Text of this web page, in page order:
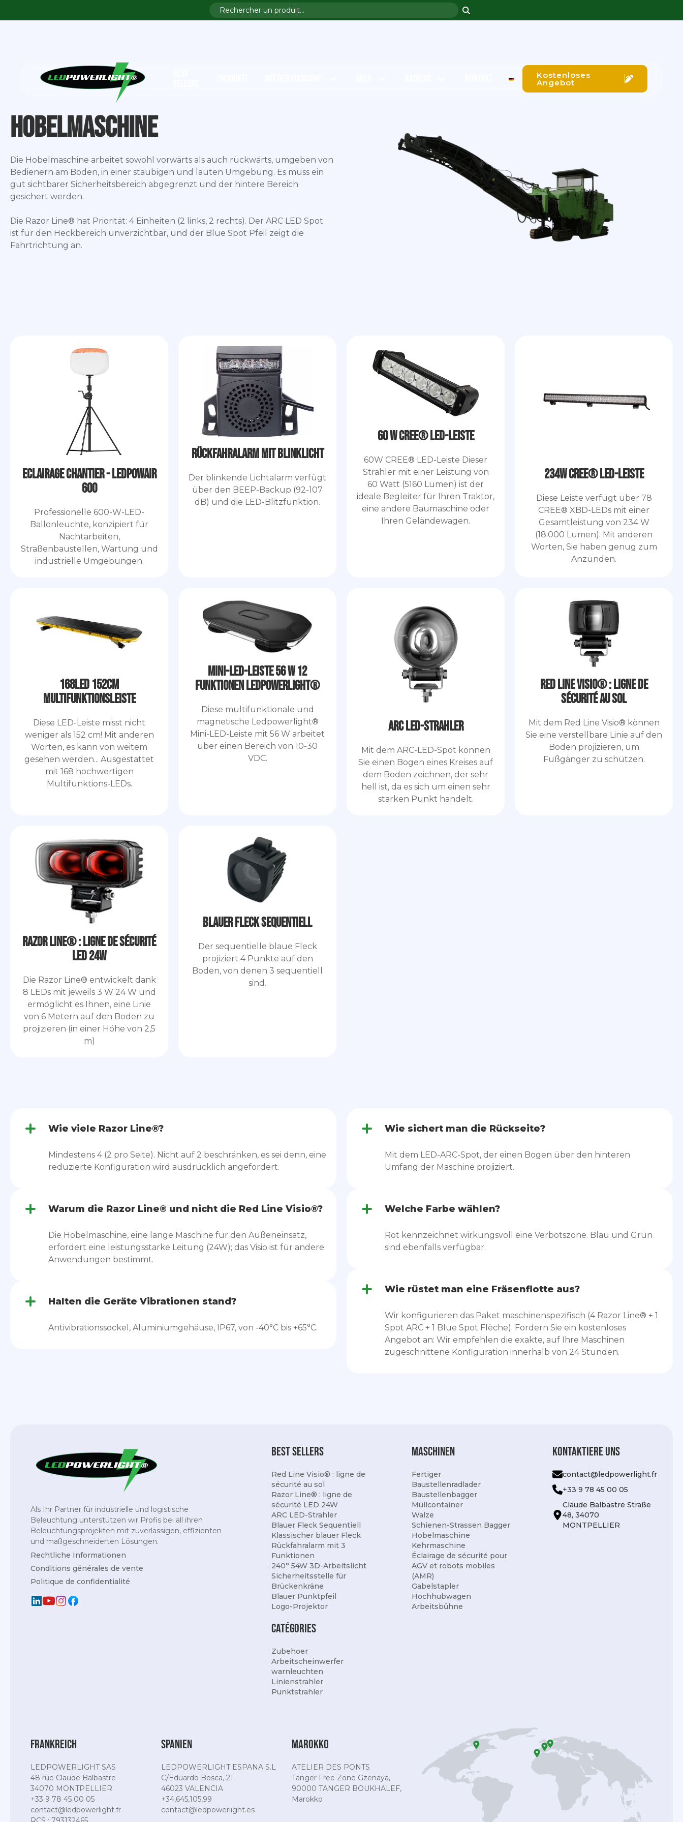
Kostenloses
Angebot
Hobelmaschine
Die Hobelmaschine arbeitet sowohl vorwärts als auch rückwärts, umgeben von
Bedienern am Boden, in einer staubigen und lauten Umgebung. Es muss ein
gut sichtbarer Sicherheitsbereich abgegrenzt und der hintere Bereich
gesichert werden.
Die Razor Line® hat Priorität: 4 Einheiten (2 links, 2 rechts). Der ARC LED Spot
ist für den Heckbereich unverzichtbar, und der Blue Spot Pfeil zeigt die
Fahrtrichtung an.
Eclairage Chantier - LEDPOWAIR
600
Professionelle 600-W-LED-
Ballonleuchte, konzipiert für
Nachtarbeiten,
Straßenbaustellen, Wartung und
industrielle Umgebungen.
Rückfahralarm mit Blinklicht
Der blinkende Lichtalarm verfügt
über den BEEP-Backup (92-107
dB) und die LED-Blitzfunktion.
60 W CREE® LED-Leiste
60W CREE® LED-Leiste Dieser
Strahler mit einer Leistung von
60 Watt (5160 Lumen) ist der
ideale Begleiter für Ihren Traktor,
eine andere Baumaschine oder
Ihren Geländewagen.
234W CREE® LED-Leiste
Diese Leiste verfügt über 78
CREE® XBD-LEDs mit einer
Gesamtleistung von 234 W
(18.000 Lumen). Mit anderen
Worten, Sie haben genug zum
Anzünden.
168LED 152cm
Multifunktionsleiste
Diese LED-Leiste misst nicht
weniger als 152 cm! Mit anderen
Worten, es kann von weitem
gesehen werden... Ausgestattet
mit 168 hochwertigen
Multifunktions-LEDs.
Mini-LED-Leiste 56 W 12
Funktionen Ledpowerlight®
Diese multifunktionale und
magnetische Ledpowerlight®
Mini-LED-Leiste mit 56 W arbeitet
über einen Bereich von 10-30
VDC.
ARC LED-Strahler
Mit dem ARC-LED-Spot können
Sie einen Bogen eines Kreises auf
dem Boden zeichnen, der sehr
hell ist, da es sich um einen sehr
starken Punkt handelt.
Red Line Visio® : ligne de
sécurité au sol
Mit dem Red Line Visio® können
Sie eine verstellbare Linie auf den
Boden projizieren, um
Fußgänger zu schützen.
Razor Line® : ligne de sécurité
LED 24W
Die Razor Line® entwickelt dank
8 LEDs mit jeweils 3 W 24 W und
ermöglicht es Ihnen, eine Linie
von 6 Metern auf den Boden zu
projizieren (in einer Höhe von 2,5
m)
Blauer Fleck Sequentiell
Der sequentielle blaue Fleck
projiziert 4 Punkte auf den
Boden, von denen 3 sequentiell
sind.
Wie viele Razor Line®?
Mindestens 4 (2 pro Seite). Nicht auf 2 beschränken, es sei denn, eine
reduzierte Konfiguration wird ausdrücklich angefordert.
Warum die Razor Line® und nicht die Red Line Visio®?
Die Hobelmaschine, eine lange Maschine für den Außeneinsatz,
erfordert eine leistungsstarke Leitung (24W); das Visio ist für andere
Anwendungen bestimmt.
Halten die Geräte Vibrationen stand?
Antivibrationssockel, Aluminiumgehäuse, IP67, von -40°C bis +65°C.
Wie sichert man die Rückseite?
Mit dem LED-ARC-Spot, der einen Bogen über den hinteren
Umfang der Maschine projiziert.
Welche Farbe wählen?
Rot kennzeichnet wirkungsvoll eine Verbotszone. Blau und Grün
sind ebenfalls verfügbar.
Wie rüstet man eine Fräsenflotte aus?
Wir konfigurieren das Paket maschinenspezifisch (4 Razor Line® + 1
Spot ARC + 1 Blue Spot Flèche). Fordern Sie ein kostenloses
Angebot an: Wir empfehlen die exakte, auf Ihre Maschinen
zugeschnittene Konfiguration innerhalb von 24 Stunden.
Als Ihr Partner für industrielle und logistische
Beleuchtung unterstützen wir Profis bei all ihren
Beleuchtungsprojekten mit zuverlässigen, effizienten
und maßgeschneiderten Lösungen.
Rechtliche Informationen
Conditions générales de vente
Politique de confidentialité
best sellers
Red Line Visio® : ligne de
sécurité au sol
Razor Line® : ligne de
sécurité LED 24W
ARC LED-Strahler
Blauer Fleck Sequentiell
Klassischer blauer Fleck
Rückfahralarm mit 3
Funktionen
240° 54W 3D-Arbeitslicht
Sicherheitsstelle für
Brückenkräne
Blauer Punktpfeil
Logo-Projektor
Catégories
Zubehoer
Arbeitscheinwerfer
warnleuchten
Linienstrahler
Punktstrahler
Maschinen
Fertiger
Baustellenradlader
Baustellenbagger
Müllcontainer
Walze
Schienen-Strassen Bagger
Hobelmaschine
Kehrmaschine
Éclairage de sécurité pour
AGV et robots mobiles
(AMR)
Gabelstapler
Hochhubwagen
Arbeitsbühne
Kontaktiere uns
contact@ledpowerlight.fr
+33 9 78 45 00 05
Claude Balbastre Straße
48, 34070
MONTPELLIER
Frankreich
LEDPOWERLIGHT SAS
48 rue Claude Balbastre
34070 MONTPELLIER
+33 9 78 45 00 05
contact@ledpowerlight.fr
Spanien
LEDPOWERLIGHT ESPANA S.L
C/Eduardo Bosca, 21
46023 VALENCIA
+34,645,105,99
contact@ledpowerlight.es
Marokko
ATELIER DES PONTS
Tanger Free Zone Gzenaya,
90000 TANGER BOUKHALEF,
Marokko